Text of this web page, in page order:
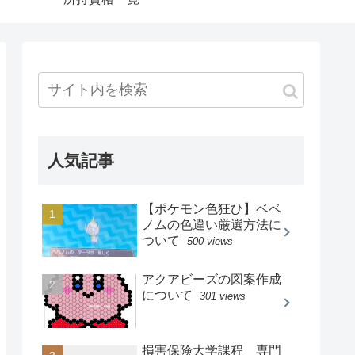
人気記事
【ポケモン色狂ひ】ベベ
ノムの色違い厳選方法に
ついて
500 views
アクアビーズの図案作成
について
301 views
損害保険大学課程 専門